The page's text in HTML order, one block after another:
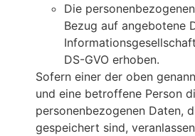
Die
Bezug auf angebotene
DS-GVO erhoben.
Sofern einer der oben
und eine betroffene Person
personenbezogenen Daten,
gespeichert sind,